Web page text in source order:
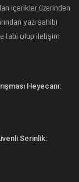
içerikler üzerinden
yazı sahibi
tabi olup iletişim
Heyecanı:
Serinlik: